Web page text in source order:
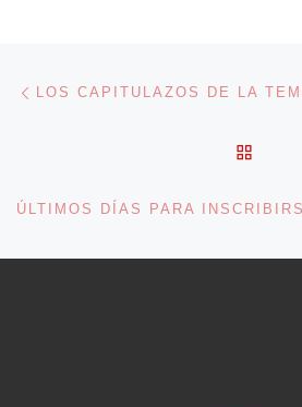
Navegación de
LOS CAPITULAZOS DE LA